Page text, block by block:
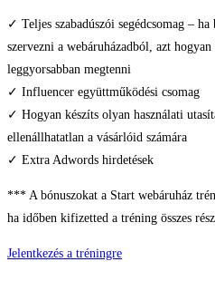
✓ Teljes szabadúszói segédcsomag –
szervezni a webáruházadból, azt
leggyorsabban megtenni
✓ Influencer együttműködési csomag
✓ Hogyan készíts olyan használati
ellenállhatatlan a vásárlóid számára
✓ Extra Adwords hirdetések
*** A bónuszokat a Start webáruház
ha időben kifizetted a tréning összes
Jelentkezés a tréningre